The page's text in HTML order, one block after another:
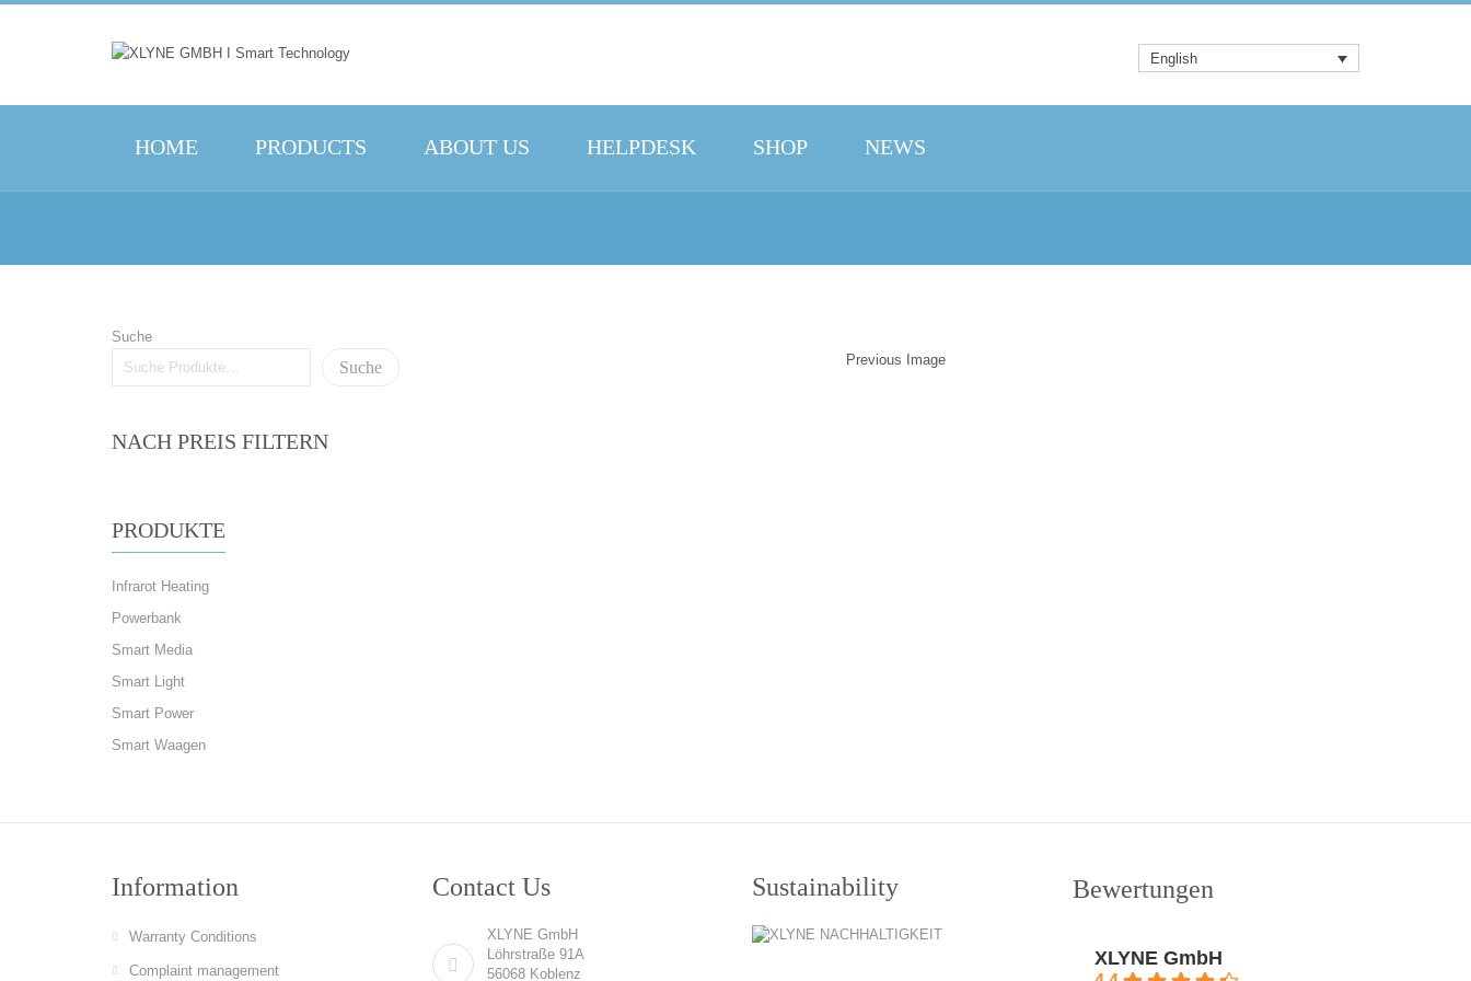
English
HOME PRODUCTS ABOUT US HELPDESK SHOP NEWS
Suche
Suche
NACH PREIS FILTERN
PRODUKTE
Infrarot Heating
Powerbank
Smart Media
Smart Light
Smart Power
Smart Waagen
Previous Image
Information
Warranty Conditions
Complaint management
Contact Us
XLYNE GmbH
Löhrstraße 91A
56068 Koblenz
Sustainability Bewertungen
XLYNE GmbH